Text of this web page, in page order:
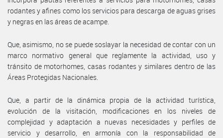
rodantes y afines como los servicios para descarga de aguas grises
y negras en las áreas de acampe.
Que, asimismo, no se puede soslayar la necesidad de contar con un
marco normativo general que reglamente la actividad, uso y
tránsito de motorhomes, casas rodantes y similares dentro de las
Áreas Protegidas Nacionales.
Que, a partir de la dinámica propia de la actividad turística,
evolución de la visitación, modificaciones en los niveles de
complejidad y adaptación a nuevas necesidades y perfiles de
servicio y desarrollo, en armonía con la responsabilidad de